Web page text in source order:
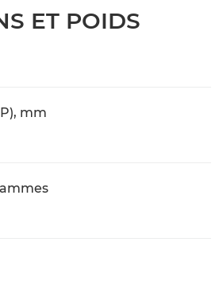
ET POIDS
mm